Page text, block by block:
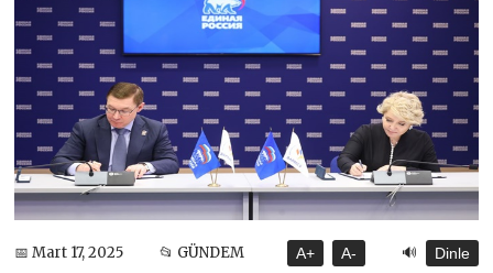
📅 Mart 17, 2025 📂 GÜNDEM A+ A- 🔊 Dinle